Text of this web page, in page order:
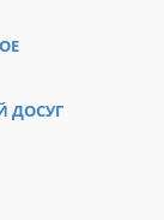
ДОСУГ